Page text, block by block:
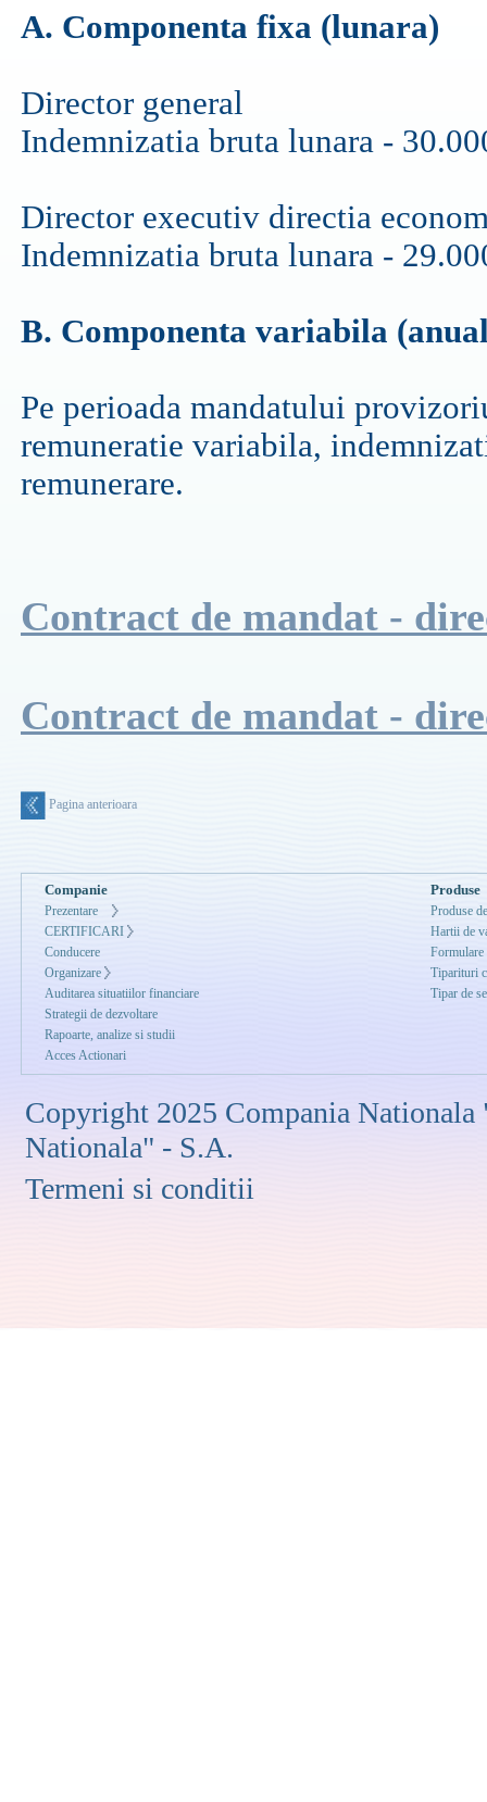
A. Componenta fixa (lunara)
Director general
Indemnizatia bruta lunara -
Director executiv directia
Indemnizatia bruta lunara -
B. Componenta variabila
Pe perioada mandatului
remuneratie variabila,
remunerare.
Contract de mandat -
Contract de mandat -
Pagina anterioara
Companie
Prezentare
CERTIFICARI
Conducere
Organizare
Auditarea situatiilor financiare
Strategii de dezvoltare
Rapoarte, analize si studii
Acces Actionari
Produse
Produse
Hartii de
Formulare
Tiparituri
Tipar de
Copyright 2025 Compania
Nationala" - S.A.
Termeni si conditii